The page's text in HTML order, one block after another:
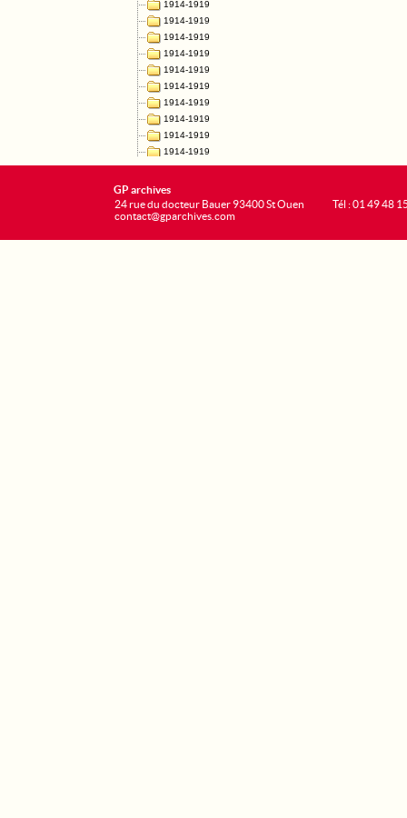
GP archives
24 rue du docteur Bauer 93400 St Ouen
contact@gparchives.com
Tél : 01 49 48